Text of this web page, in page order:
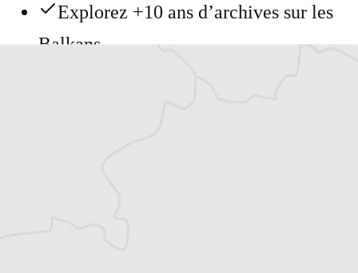
Explorez +10 ans d’archives sur les
Balkans